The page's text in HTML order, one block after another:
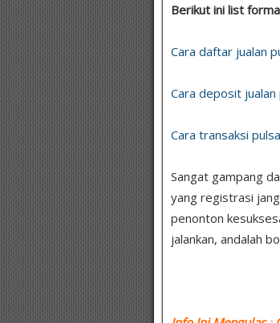
Berikut ini list
Cara daftar jualan
Cara deposit
Cara transaksi
Sangat gampang
yang registrasi
penonton
jalankan, andalah